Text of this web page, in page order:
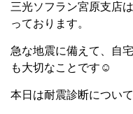
三光ソフラン宮原支店
っております。
急な地震に備えて、自
も大切なことです☺
本日は耐震診断につい